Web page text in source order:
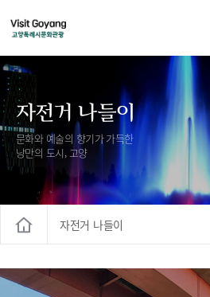
자전거 나들이
문화와 예술의 향기가 가득한
낭만의 도시, 고양
자전거 나들이